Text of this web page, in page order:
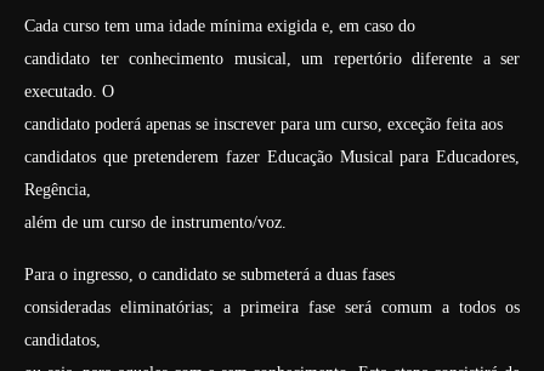
Cada curso tem uma idade mínima exigida e, em caso do
candidato ter conhecimento musical, um repertório diferente a ser
executado. O
candidato poderá apenas se inscrever para um curso, exceção feita aos
candidatos que pretenderem fazer Educação Musical para Educadores,
Regência,
além de um curso de instrumento/voz.
Para o ingresso, o candidato se submeterá a duas fases
consideradas eliminatórias; a primeira fase será comum a todos os
candidatos,